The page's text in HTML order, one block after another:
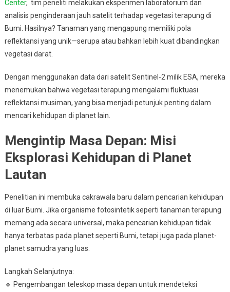
Center, tim peneliti melakukan eksperimen laboratorium dan
analisis penginderaan jauh satelit terhadap vegetasi terapung di
Bumi. Hasilnya? Tanaman yang mengapung memiliki pola
reflektansi yang unik—serupa atau bahkan lebih kuat dibandingkan
vegetasi darat.
Dengan menggunakan data dari satelit Sentinel-2 milik ESA, mereka
menemukan bahwa vegetasi terapung mengalami fluktuasi
reflektansi musiman, yang bisa menjadi petunjuk penting dalam
mencari kehidupan di planet lain.
Mengintip Masa Depan: Misi
Eksplorasi Kehidupan di Planet
Lautan
Penelitian ini membuka cakrawala baru dalam pencarian kehidupan
di luar Bumi. Jika organisme fotosintetik seperti tanaman terapung
memang ada secara universal, maka pencarian kehidupan tidak
hanya terbatas pada planet seperti Bumi, tetapi juga pada planet-
planet samudra yang luas.
Langkah Selanjutnya:
🔹 Pengembangan teleskop masa depan untuk mendeteksi